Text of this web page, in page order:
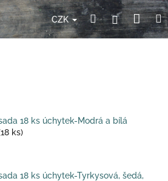
CZK HledatPřihlášení
18 ks úchytek-Modrá a bílá
ks)
18 ks úchytek-Tyrkysová, šedá,